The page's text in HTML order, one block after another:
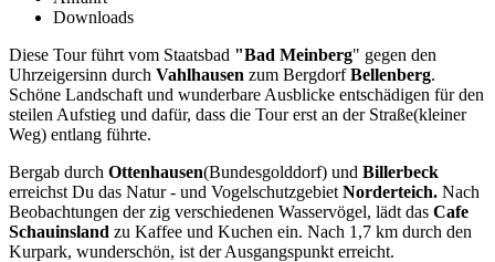
Downloads
Diese Tour führt vom Staatsbad "Bad Meinberg" gegen den
Uhrzeigersinn durch Vahlhausen zum BergdorfBellenberg.
Schöne Landschaft und wunderbare Ausblicke entschädigen für den
steilen Aufstieg und dafür, dass die Tour erst an der Straße(kleiner
Weg) entlang führte.
Bergab durch Ottenhausen(Bundesgolddorf) und Billerbeck
erreichst Du das Natur - und Vogelschutzgebiet Norderteich. Nach
Beobachtungen der zig verschiedenen Wasservögel, lädt das Cafe
Schauinsland zu Kaffee und Kuchen ein. Nach 1,7 km durch den
Kurpark, wunderschön, ist der Ausgangspunkt erreicht.